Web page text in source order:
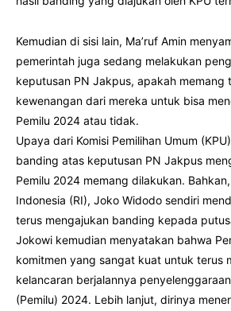
Kemudian di sisi lain, Ma’ruf Amin
pemerintah juga sedang melakukan
keputusan PN Jakpus, apakah memang
kewenangan dari mereka untuk bisa
Pemilu 2024 atau tidak.
Upaya dari Komisi Pemilihan Umum
banding atas keputusan PN Jakpus
Pemilu 2024 memang dilakukan.
Indonesia (RI), Joko Widodo sendiri
terus mengajukan banding kepada
Jokowi kemudian menyatakan bahwa
komitmen yang sangat kuat untuk terus
kelancaran berjalannya
(Pemilu) 2024. Lebih lanjut, dirinya